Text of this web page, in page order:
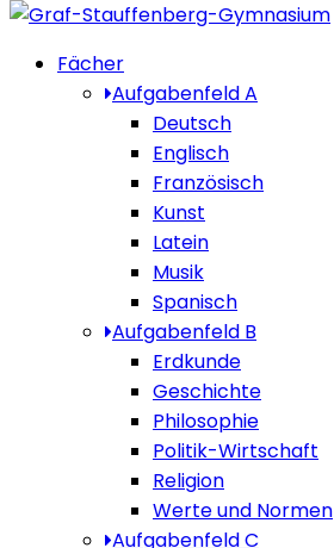
Fächer
Aufgabenfeld A
Deutsch
Englisch
Französisch
Kunst
Latein
Musik
Spanisch
Aufgabenfeld B
Erdkunde
Geschichte
Philosophie
Politik-Wirtschaft
Religion
Werte und Normen
Aufgabenfeld C